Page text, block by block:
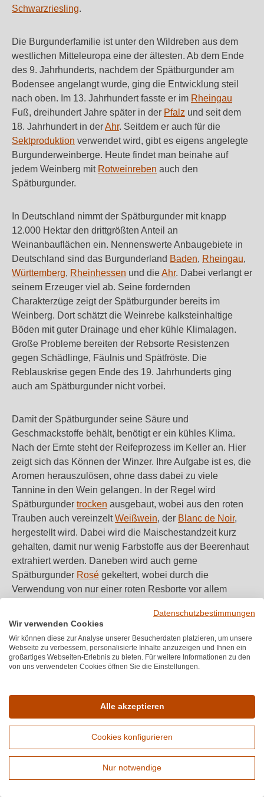
Schwarzriesling.
Die Burgunderfamilie ist unter den Wildreben aus dem
westlichen Mitteleuropa eine der ältesten. Ab dem Ende
des 9. Jahrhunderts, nachdem der Spätburgunder am
Bodensee angelangt wurde, ging die Entwicklung steil
nach oben. Im 13. Jahrhundert fasste er im Rheingau
Fuß, dreihundert Jahre später in der Pfalz und seit dem
18. Jahrhundert in derAhr. Seitdem er auch für die
Sektproduktion verwendet wird, gibt es eigens angelegte
Burgunderweinberge. Heute findet man beinahe auf
jedem Weinberg mit Rotweinreben auch den
Spätburgunder.
In Deutschland nimmt der Spätburgunder mit knapp
12.000 Hektar den drittgrößten Anteil an
Weinanbauflächen ein. Nennenswerte Anbaugebiete in
Deutschland sind das Burgunderland Baden, Rheingau,
Württemberg, Rheinhessen und dieAhr. Dabei verlangt er
seinem Erzeuger viel ab. Seine fordernden
Charakterzüge zeigt der Spätburgunder bereits im
Weinberg. Dort schätzt die Weinrebe kalksteinhaltige
Böden mit guter Drainage und eher kühle Klimalagen.
Große Probleme bereiten der Rebsorte Resistenzen
gegen Schädlinge, Fäulnis und Spätfröste. Die
Reblauskrise gegen Ende des 19. Jahrhunderts ging
auch am Spätburgunder nicht vorbei.
Damit der Spätburgunder seine Säure und
Geschmackstoffe behält, benötigt er ein kühles Klima.
Nach der Ernte steht der Reifeprozess im Keller an. Hier
zeigt sich das Können der Winzer. Ihre Aufgabe ist es, die
Aromen herauszulösen, ohne dass dabei zu viele
Tannine in den Wein gelangen. In der Regel wird
Spätburgunder trocken ausgebaut, wobei aus den roten
Trauben auch vereinzeltWeißwein, der Blanc de Noir,
hergestellt wird. Dabei wird die Maischestandzeit kurz
gehalten, damit nur wenig Farbstoffe aus der Beerenhaut
extrahiert werden. Daneben wird auch gerne
Spätburgunder Rosé gekeltert, wobei durch die
Verwendung von nur einer roten Resborte vor allem
Besondere Geschmackserlebnisse
Die Vielschichtigkeit der Aromen von Spätburgunder
tanninbetont, vollmundig bis hin zu samtig, weich und
fruchtig lässt sich ein weites Feld an Geschmacksnoten
weitere Nuancen wie Vanille, Mandel und Zimt ins
Portfolio aufnehmen. Auch Erdbeere, Kirsche, Brombeere
und Schwarze Johannisbeere sowie Kräuternoten finden
sich im Bouquet des Spätburgunder.
Erweiterte Suche
Datenschutzbestimmungen
Wir verwenden Cookies
Wir können diese zur Analyse unserer Besucherdaten platzieren, um unsere
Webseite zu verbessern, personalisierte Inhalte anzuzeigen und Ihnen ein
großartiges Webseiten-Erlebnis zu bieten. Für weitere Informationen zu den
von uns verwendeten Cookies öffnen Sie die Einstellungen.
Alle akzeptieren
Cookies konfigurieren
Nur notwendige